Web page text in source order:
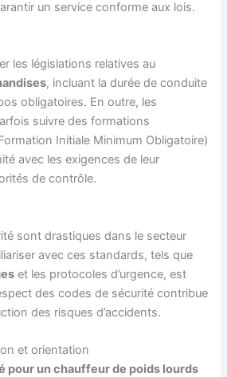
un service conforme aux lois.
les législations relatives au
, incluant la durée de conduite
obligatoires. En outre, les
suivre des formations
Initiale Minimum Obligatoire)
avec les exigences de leur
de contrôle.
sont drastiques dans le secteur
avec ces standards, tels que
et les protocoles d’urgence, est
des codes de sécurité contribue
des risques d’accidents.
et orientation
pour un chauffeur de poids lourds